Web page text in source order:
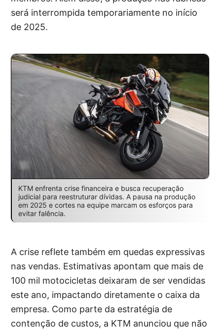
será interrompida temporariamente no início
de 2025.
KTM enfrenta crise financeira e busca recuperação
judicial para reestruturar dívidas. A pausa na produção
em 2025 e cortes na equipe marcam os esforços para
evitar falência.
A crise reflete também em quedas expressivas
nas vendas. Estimativas apontam que mais de
100 mil motocicletas deixaram de ser vendidas
este ano, impactando diretamente o caixa da
empresa. Como parte da estratégia de
contenção de custos, a KTM anunciou que não